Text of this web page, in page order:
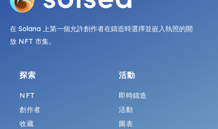
在 Solana 上第一個允許創作者在鑄造時選擇並嵌入執照的開
放 NFT 市集。
探索
NFT
創作者
收藏
活動
即時鑄造
活動
圖表